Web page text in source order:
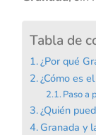
Tabla de
¿Por qué
¿Cómo es
Paso a
¿Quién
Granada y